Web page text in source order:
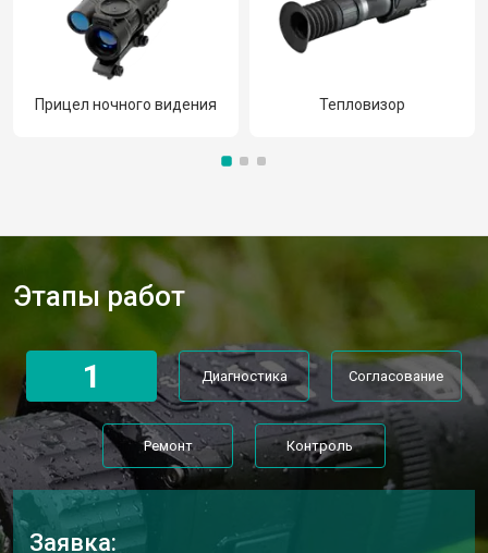
Прицел ночного видения Тепловизор
Этапы работ
1 Диагностика Согласование
Ремонт Контроль
Заявка: